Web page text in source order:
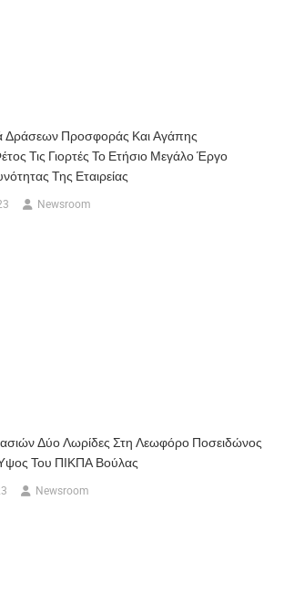
Δράσεων Προσφοράς Και Αγάπης
Τις Γιορτές Το Ετήσιο Μεγάλο Έργο
Της Εταιρείας
Newsroom
Δύο Λωρίδες Στη Λεωφόρο Ποσειδώνος
Του ΠΙΚΠΑ Βούλας
Newsroom